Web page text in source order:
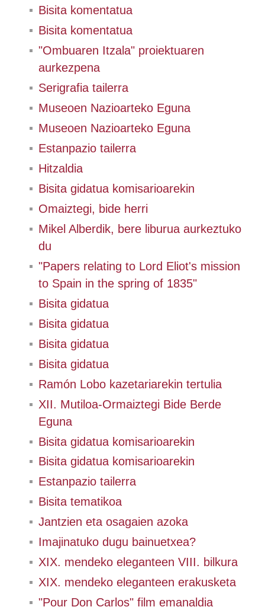
Bisita komentatua
Bisita komentatua
"Ombuaren Itzala" proiektuaren
aurkezpena
Serigrafia tailerra
Museoen Nazioarteko Eguna
Museoen Nazioarteko Eguna
Estanpazio tailerra
Hitzaldia
Bisita gidatua komisarioarekin
Omaiztegi, bide herri
Mikel Alberdik, bere liburua aurkeztuko
du
"Papers relating to Lord Eliot's mission
to Spain in the spring of 1835"
Bisita gidatua
Bisita gidatua
Bisita gidatua
Bisita gidatua
Ramón Lobo kazetariarekin tertulia
XII. Mutiloa-Ormaiztegi Bide Berde
Eguna
Bisita gidatua komisarioarekin
Bisita gidatua komisarioarekin
Estanpazio tailerra
Bisita tematikoa
Jantzien eta osagaien azoka
Imajinatuko dugu bainuetxea?
XIX. mendeko eleganteen VIII. bilkura
XIX. mendeko eleganteen erakusketa
"Pour Don Carlos" film emanaldia